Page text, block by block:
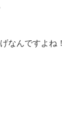
なんですよね！